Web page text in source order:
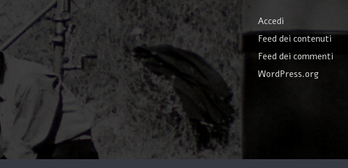
Accedi
Feed dei contenuti
Feed dei commenti
WordPress.org